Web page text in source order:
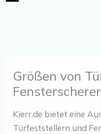
Größen von
Kierr.de bietet eine
Türfeststellern und